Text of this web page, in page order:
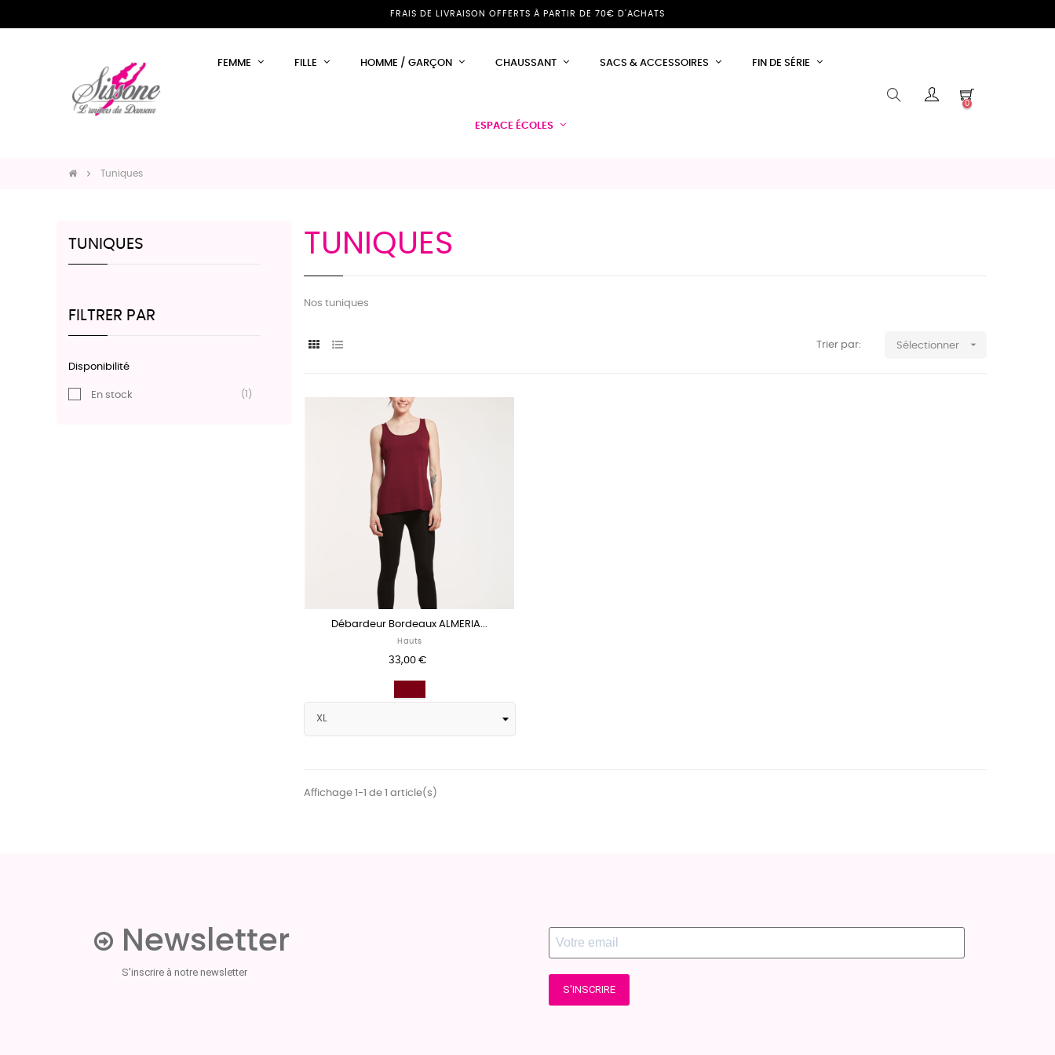
FRAIS DE LIVRAISON OFFERTS À PARTIR DE 70€ D'ACHATS
FEMME FILLE HOMME / GARÇON CHAUSSANT SACS & ACCESSOIRES FIN DE SÉRIE
ESPACE ÉCOLES
0
Tuniques
TUNIQUES
FILTRER PAR
Disponibilité
En stock (1)
TUNIQUES
Nos tuniques
Trier par: Sélectionner 
Débardeur Bordeaux ALMERIA...
Hauts
33,00 €
Affichage 1-1 de 1 article(s)
Newsletter
S'inscrire à notre newsletter
S'INSCRIRE